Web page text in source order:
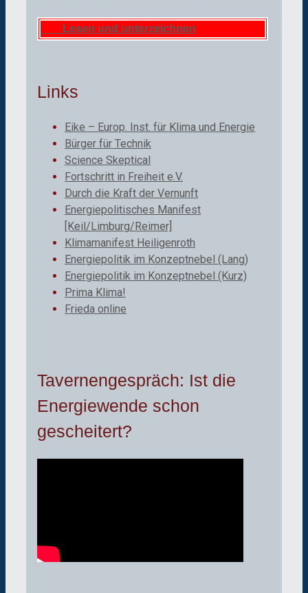
Lesen und unterzeichnen
Links
Eike – Europ. Inst. für Klima und Energie
Bürger für Technik
Science Skeptical
Fortschritt in Freiheit e.V.
Durch die Kraft der Vernunft
Energiepolitisches Manifest
[Keil/Limburg/Reimer]
Klimamanifest Heiligenroth
Energiepolitik im Konzeptnebel (Lang)
Energiepolitik im Konzeptnebel (Kurz)
Prima Klima!
Frieda online
Tavernengespräch: Ist die
Energiewende schon
gescheitert?